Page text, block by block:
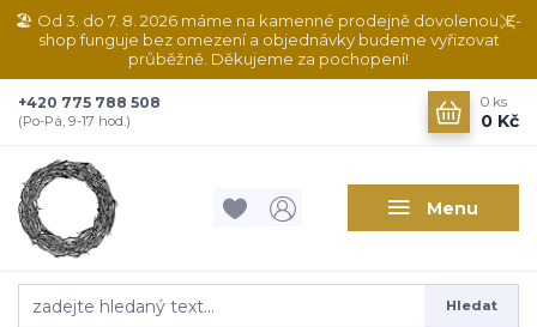
🏖️ Od 3. do 7. 8. 2026 máme na kamenné prodejně dovolenou. E-
shop funguje bez omezení a objednávky budeme vyřizovat
průběžně. Děkujeme za pochopení!
Menu
Hledat
+420 775 788 508
(Po-Pá, 9-17 hod.)
0 ks
0 Kč